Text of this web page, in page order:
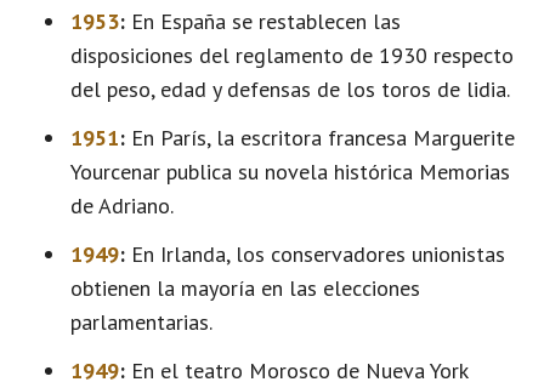
1953: En España se restablecen las
disposiciones del reglamento de 1930 respecto
del peso, edad y defensas de los toros de lidia.
1951: En París, la escritora francesa Marguerite
Yourcenar publica su novela histórica Memorias
de Adriano.
1949: En Irlanda, los conservadores unionistas
obtienen la mayoría en las elecciones
parlamentarias.
1949: En el teatro Morosco de Nueva York